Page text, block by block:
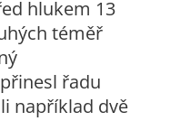
hlukem 13
téměř
řadu
například dvě